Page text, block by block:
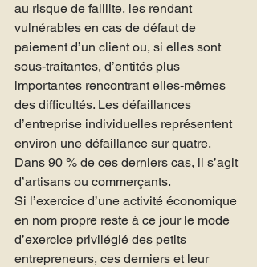
au risque de faillite, les rendant
vulnérables en cas de défaut de
paiement d’un client ou, si elles sont
sous-traitantes, d’entités plus
importantes rencontrant elles-mêmes
des difficultés. Les défaillances
d’entreprise individuelles représentent
environ une défaillance sur quatre.
Dans 90 % de ces derniers cas, il s’agit
d’artisans ou commerçants.
Si l’exercice d’une activité économique
en nom propre reste à ce jour le mode
d’exercice privilégié des petits
entrepreneurs, ces derniers et leur